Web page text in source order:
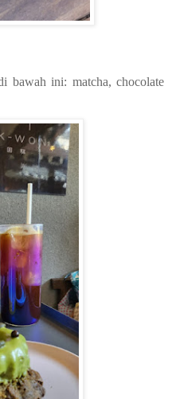
bawah ini: matcha, chocolate